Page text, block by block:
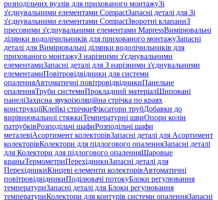
розподільчих вузлів для прихованого монтажуЗі
з'єднувальними елементами CompactЗапасні деталі для Зі
з'єднувальними елементами CompactЗворотні клапаниЗ
пресовими з'єднувальними елементами MapressВимірювальні
ділянки водолічильників для прихованого монтажуЗапасні
деталі для Вимірювальні ділянки водолічильників для
прихованого монтажуЗ нарізними з'єднувальними
елементамиЗапасні деталі для З нарізними з'єднувальними
елементамиПовітровідвідники для системи
опаленняАвтоматичні повітровідвідникиПанельне
опаленняТруби системиПрокладний матеріалШиповані
панеліЗахисна звукоізоляційна стрічка по краях
конструкціїКлейкі стрічкиФіксатори трубДобавки до
вирівнювальної стяжкиТемпературні швиОпори колін
патрубківРозподільчі шафиРозподільчі шафи
металевіАсортимент колекторівЗапасні деталі для Асортимент
колекторівКолектори для підлогового опаленняЗапасні деталі
для Колектори для підлогового опаленняШаровые
краныТермометриПерехідникиЗапасні деталі для
ПерехідникиКінцеві елементи колекторівАвтоматичні
повітровідвідникиПоділювачі потокуБлоки регулювання
температуриЗапасні деталі для Блоки регулювання
температуриКолектори для контурів системи опаленняЗапасні